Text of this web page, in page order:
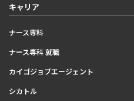
キャリア
ナース専科
ナース専科 就職
カイゴジョブエージェント
シカトル